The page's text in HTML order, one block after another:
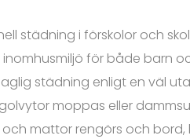
städning i förskolor och
inomhusmiljö för både barn
städning enligt en väl
moppas eller
mattor rengörs och bord,